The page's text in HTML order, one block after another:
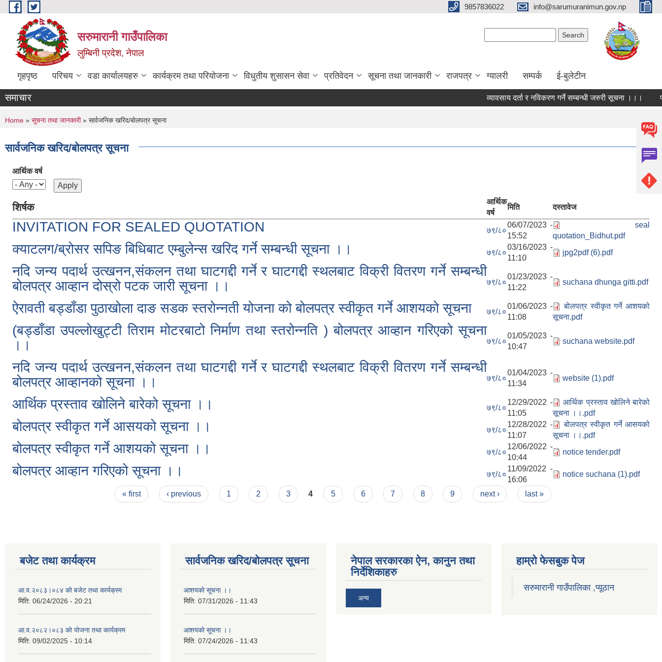
Skip to main content 9857836022 info@sarumuranimun.gov.np
सरुमारानी गाउँपालिका
लुम्बिनी प्रदेश, नेपाल
गृहपृष्ठ परिचय वडा कार्यालयहरु कार्यक्रम तथा परियोजना विधुतीय शुसासन सेवा प्रतिवेदन सूचना तथा जानकारी राजपत्र ग्यालरी सम्पर्क ई-बुलेटीन
समाचार व्यावसाय दर्ता र नविकरण गर्ने सम्बन्धी जरुरी सूचना ।।।
You are here
Home » सूचना तथा जानकारी» सार्वजनिक खरिद/बोलपत्र सूचना
सार्वजनिक खरिद/बोलपत्र सूचना
आर्थिक वर्ष
शिर्षक
आर्थिक
वर्ष
मिति दस्तावेज
INVITATION FOR SEALED QUOTATION ७९/८०
06/07/2023 -
15:52
seal
quotation_Bidhut.pdf
क्याटलग/ब्रोसर सपिङ बिधिबाट एम्बुलेन्स खरिद गर्ने सम्बन्धी सूचना ।। ७९/८०
03/16/2023 -
11:10
jpg2pdf (6).pdf
नदि जन्य पदार्थ उत्खनन,संकलन तथा घाटगद्दी गर्ने र घाटगद्दी स्थलबाट विक्री वितरण गर्ने सम्बन्धी
बोलपत्र आव्हान दोस्रो पटक जारी सूचना ।।
७९/८०
01/23/2023 -
11:22
suchana dhunga gitti.pdf
ऐरावती बड्डाँडा पुठाखोला दाङ सडक स्तरोन्नती योजना को बोलपत्र स्वीकृत गर्ने आशयको सूचना ७९/८०
01/06/2023 -
11:08
बोलपत्र स्वीकृत गर्ने आशयको
सूचना.pdf
(बड्डाँडा उपल्लोखुट्टी तिराम मोटरबाटो निर्माण तथा स्तरोन्नति ) बोलपत्र आव्हान गरिएको सूचना
।।
७९/८०
01/05/2023 -
10:47
suchana website.pdf
नदि जन्य पदार्थ उत्खनन,संकलन तथा घाटगद्दी गर्ने र घाटगद्दी स्थलबाट विक्री वितरण गर्ने सम्बन्धी
बोलपत्र आव्हानको सूचना ।।
७९/८०
01/04/2023 -
11:34
website (1).pdf
आर्थिक प्रस्ताव खोलिने बारेको सूचना ।। ७९/८०
12/29/2022 -
11:05
आर्थिक प्रस्ताव खोलिने बारेको
सूचना ।।.pdf
बोलपत्र स्वीकृत गर्ने आसयको सूचना ।। ७९/८०
12/28/2022 -
11:07
बोलपत्र स्वीकृत गर्ने आसयको
सूचना ।।.pdf
बोलपत्र स्वीकृत गर्ने आशयको सूचना ।। ७९/८०
12/06/2022 -
10:44
notice tender.pdf
बोलपत्र आव्हान गरिएको सूचना ।। ७९/८०
11/09/2022 -
16:06
notice suchana (1).pdf
« first ‹ previous 1 2 3 4 5 6 7 8 9 next › last »
बजेट तथा कार्यक्रम
आ.व.२०८३।०८४ को बजेट तथा कार्यक्रम
मिति: 06/24/2026 - 20:21
आ.व.२०८२।०८३ को योजना तथा कार्यक्रम
मिति: 09/02/2025 - 10:14
सार्वजनिक खरिद/बोलपत्र सूचना
आशयको सूचना ।।
मिति: 07/31/2026 - 11:43
आशयको सूचना ।।
मिति: 07/24/2026 - 11:43
नेपाल सरकारका ऐन, कानुन तथा
निर्देशिकाहरु
अन्य
हाम्राे फेसबुक पेज
सरुमारानी गाउँपालिका ,प्यूठान